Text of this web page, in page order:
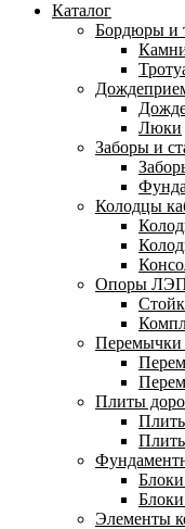
Каталог
Бордюры и
Люки
Заборы и
Колодцы
Опоры
Перемычки
Плиты
Элементы